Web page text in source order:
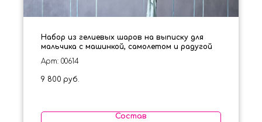
Набор из гелиевых шаров на выписку для
мальчика с машинкой, самолетом и радугой
Арт: 00614
9 800 руб.
Состав